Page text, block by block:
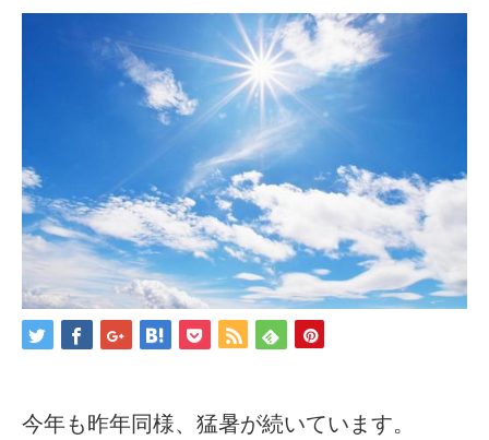
今年も昨年同様、猛暑が続いています。